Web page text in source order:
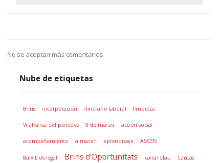
No se aceptan más comentarios
Nube de etiquetas
Brins incorporación itinerario laboral limpieza
Vilafranca del penedes 8 de marzo acción social
acompañamiento almacen aprendizaje ASCEN
Baix Llobregat Brins d'Oportunitats canal blau Cáritas